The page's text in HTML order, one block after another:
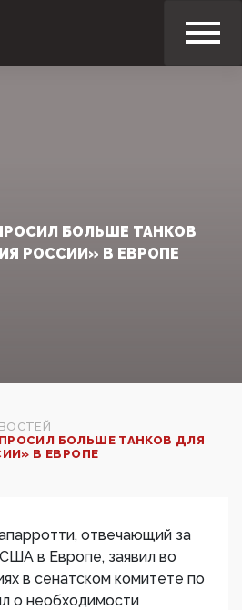
БОЛЬШЕ ТАНКОВ
РОССИИ» В ЕВРОПЕ
БОЛЬШЕ ТАНКОВ ДЛЯ
В ЕВРОПЕ
отвечающий за
в Европе, заявил во
в сенатском комитете по
о необходимости